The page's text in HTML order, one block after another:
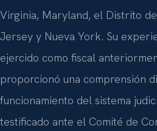
Virginia, Maryland, el Distrito
Jersey y Nueva York. Su
ejercido como fiscal
proporcionó una comprensión
funcionamiento del sistema
testificado ante el Comité de